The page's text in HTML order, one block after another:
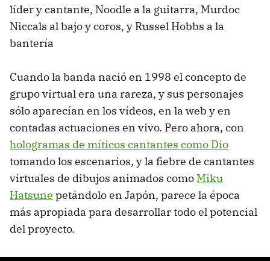
líder y cantante, Noodle a la guitarra, Murdoc
Niccals al bajo y coros, y Russel Hobbs a la
bantería
Cuando la banda nació en 1998 el concepto de
grupo virtual era una rareza, y sus personajes
sólo aparecían en los vídeos, en la web y en
contadas actuaciones en vivo. Pero ahora, con
hologramas de míticos cantantes como Dio
tomando los escenarios, y la fiebre de cantantes
virtuales de dibujos animados como Miku
Hatsune petándolo en Japón, parece la época
más apropiada para desarrollar todo el potencial
del proyecto.